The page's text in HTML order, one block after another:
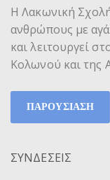
Η Λακωνική
ανθρώπους με
και λειτουργεί
Κολωνού και της
ΠΑΡΟΥΣΙΑΣΗ
ΣΥΝΔΕΣΕΙΣ